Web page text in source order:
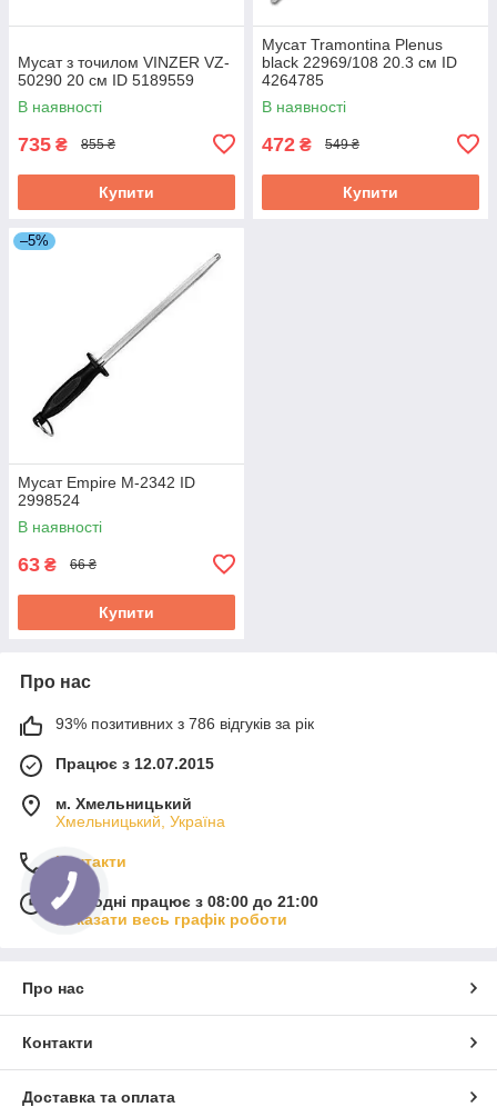
Мусат з точилом VINZER VZ-
50290 20 см ID 5189559
В наявності
735 ₴ 855 ₴
Купити
Мусат Tramontina Plenus
black 22969/108 20.3 см ID
4264785
В наявності
472 ₴ 549 ₴
Купити
–5%
Мусат Empire М-2342 ID
2998524
В наявності
63 ₴ 66 ₴
Купити
Про нас
93% позитивних з 786 відгуків за рік
Працює з 12.07.2015
м. Хмельницький
Хмельницький, Україна
Контакти
Сьогодні працює з 08:00 до 21:00
Показати весь графік роботи
Про нас
Контакти
Доставка та оплата